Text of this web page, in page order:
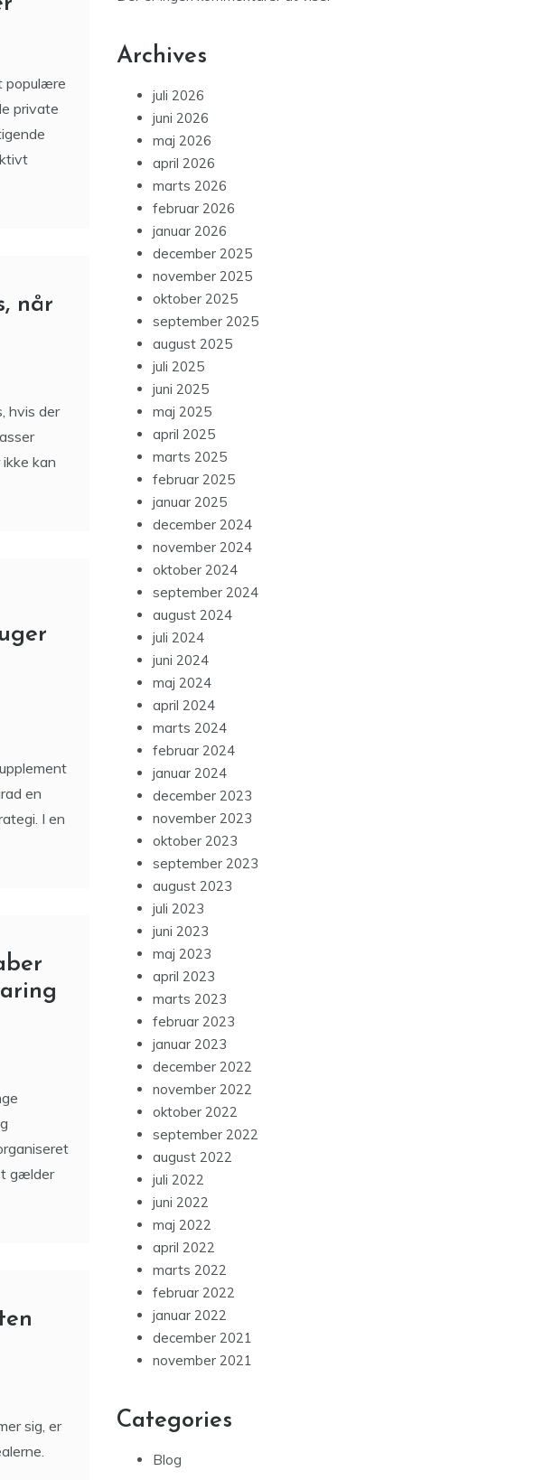
private
der
en
gælder
sig, er
juni 2026
april 2026
marts 2026
februar 2026
januar 2026
december 2025
november 2025
oktober 2025
september 2025
august 2025
juli 2025
juni 2025
maj 2025
april 2025
marts 2025
februar 2025
januar 2025
december 2024
november 2024
oktober 2024
september 2024
august 2024
juli 2024
juni 2024
maj 2024
april 2024
marts 2024
februar 2024
januar 2024
december 2023
november 2023
oktober 2023
september 2023
august 2023
juli 2023
juni 2023
maj 2023
april 2023
marts 2023
februar 2023
januar 2023
december 2022
november 2022
oktober 2022
september 2022
august 2022
juli 2022
juni 2022
maj 2022
april 2022
marts 2022
februar 2022
januar 2022
december 2021
november 2021
Categories